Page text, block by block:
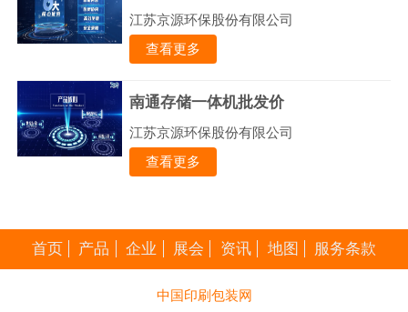
江苏京源环保股份有限公司
查看更多
南通存储一体机批发价
江苏京源环保股份有限公司
查看更多
首页 产品 企业 展会 资讯 地图 服务条款
中国印刷包装网